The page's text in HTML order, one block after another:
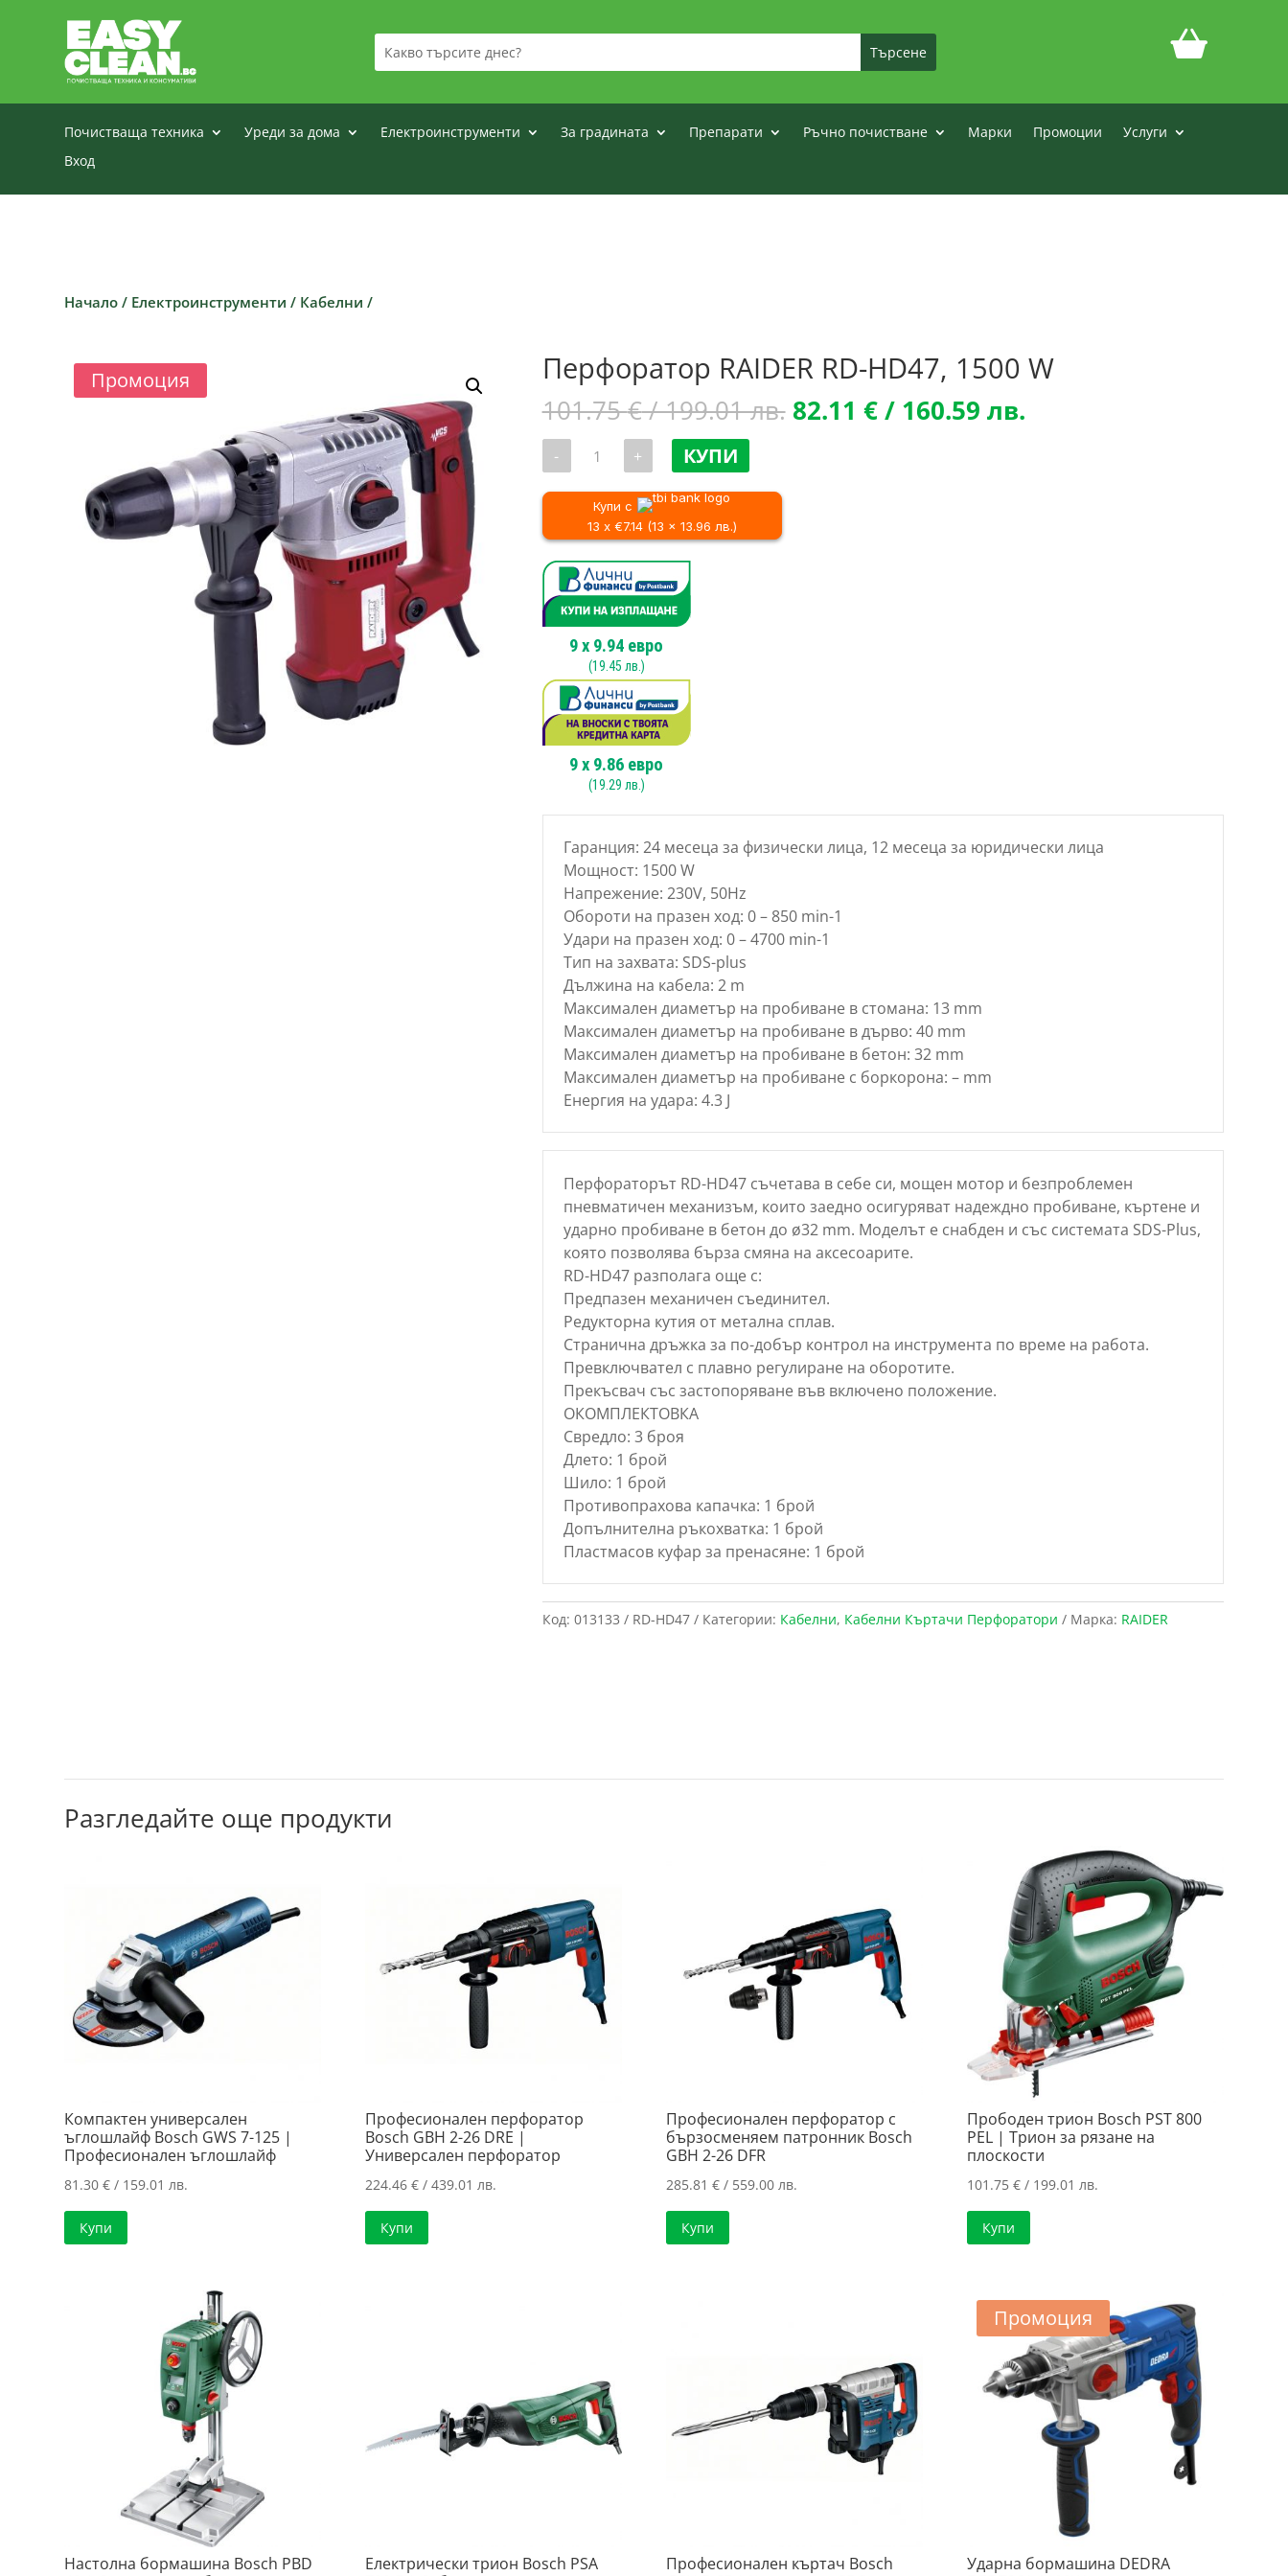
Почистваща техника Уреди за дома Електроинструменти За градината Препарати Ръчно почистване Марки Промоции
Услуги
Вход
Начало / Електроинструменти / Кабелни /
Промоция Перфоратор RAIDER RD-HD47, 1500 W
101.75€/ 199.01 лв. Original
82.11 €/ 160.59 лв.Текущата
- количество
Перфоратор
RAIDER
RD-
HD47,
1500
+ КУПИ
Купи с
13 x €7.14 (13 x 13.96 лв.)
9x 9.94 евро
(19.45 лв.)
9x 9.86 евро
(19.29 лв.)
Гаранция: 24 месеца за физически лица, 12 месеца за юридически лица
Мощност: 1500 W
Напрежение: 230V, 50Hz
Обороти на празен ход: 0 – 850 min-1
Удари на празен ход: 0 – 4700 min-1
Тип на захвата: SDS-plus
Дължина на кабела: 2 m
Максимален диаметър на пробиване в стомана: 13 mm
Максимален диаметър на пробиване в дърво: 40 mm
Максимален диаметър на пробиване в бетон: 32 mm
Mаксимален диаметър на пробиване с боркорона: – mm
Енергия на удара: 4.3 J
Перфораторът RD-HD47 съчетава в себе си, мощен мотор и безпроблемен
пневматичен механизъм, които заедно осигуряват надеждно пробиване, къртене и
ударно пробиване в бетон до ø32 mm. Моделът е снабден и със системата SDS-Plus,
която позволява бърза смяна на аксесоарите.
RD-HD47 разполага още с:
Предпазен механичен съединител.
Редукторна кутия от метална сплав.
Странична дръжка за по-добър контрол на инструмента по време на работа.
Превключвател с плавно регулиране на оборотите.
Прекъсвач със застопоряване във включено положение.
ОКОМПЛЕКТОВКА
Свредло: 3 броя
Длето: 1 брой
Шило: 1 брой
Противопрахова капачка: 1 брой
Допълнителна ръкохватка: 1 брой
Пластмасов куфар за пренасяне: 1 брой
Код: 013133 / RD-HD47 Категории: Кабелни, Кабелни Къртачи Перфоратори Марка: RAIDER
Разгледайте още продукти
Компактен универсален
ъглошлайф Bosch GWS 7-125 |
Професионален ъглошлайф
81.30€ / 159.01 лв.
Купи
Професионален перфоратор
Bosch GBH 2-26 DRE |
Универсален перфоратор
224.46€ / 439.01 лв.
Купи
Професионален перфоратор с
бързосменяем патронник Bosch
GBH 2-26 DFR
285.81 €/ 559.00 лв.
Купи
Прободен трион Bosch PST 800
PEL | Трион за рязане на
плоскости
101.75 €/ 199.01 лв.
Купи
Настолна бормашина Bosch PBD
Електрически трион Bosch PSA
Професионален къртач Bosch
Промоция
Ударна бормашина DEDRA